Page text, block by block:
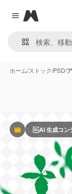
Close menu
Magnific
ホーム/ストック/PSD/
PremiumAI 生成コン